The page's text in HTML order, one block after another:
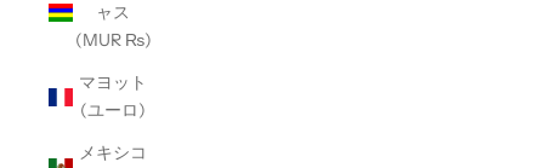
ャス
(MUR ₨)
マヨット
(ユーロ)
メキシコ